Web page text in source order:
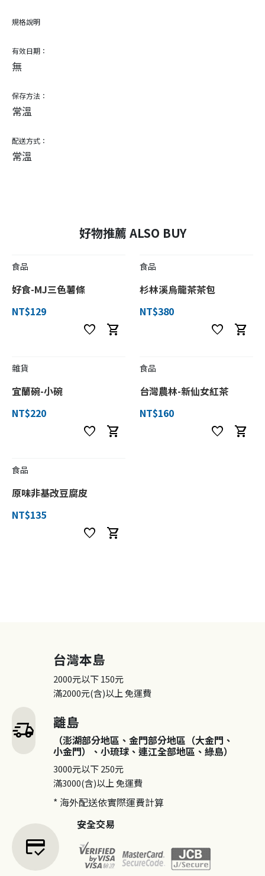
規格說明
有效日期：
無
保存方法：
常溫
配送方式：
常溫
好物推薦 ALSO BUY
食品
好食-MJ三色薯條
NT$129
favorite shopping_cart
食品
杉林溪烏龍茶茶包
NT$380
favorite shopping_cart
雜貨
宜蘭碗-小碗
NT$220
favorite shopping_cart
食品
台灣農林-新仙女紅茶
NT$160
favorite shopping_cart
食品
原味非基改豆腐皮
NT$135
favorite shopping_cart
delivery_truck_speed
台灣本島
2000元以下150元
滿2000元(含)以上免運費
離島
（澎湖部分地區、金門部分地區（大金門、
小金門）、小琉球、連江全部地區、綠島）
3000元以下250元
滿3000(含)以上免運費
* 海外配送依實際運費計算
credit_score
安全交易